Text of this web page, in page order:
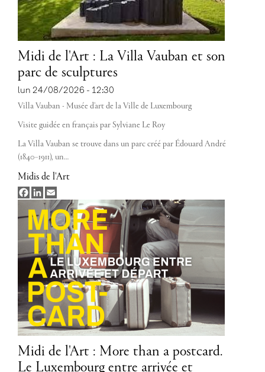
Midi de l'Art : La Villa Vauban et son
parc de sculptures
lun 24/08/2026 - 12:30
Villa Vauban - Musée d'art de la Ville de Luxembourg
Visite guidée en français par Sylviane Le Roy
La Villa Vauban se trouve dans un parc créé par Édouard André
(1840–1911), un…
Midis de l'Art
FacebookLinkedIn
Midi de l'Art : More than a postcard.
Le Luxembourg entre arrivée et